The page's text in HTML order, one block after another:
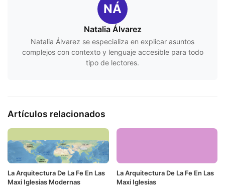
NÁ
Natalia Álvarez
Natalia Álvarez se especializa en explicar asuntos
complejos con contexto y lenguaje accesible para todo
tipo de lectores.
Artículos relacionados
La Arquitectura De La Fe En Las
Maxi Iglesias Modernas
La Arquitectura De La Fe En Las
Maxi Iglesias